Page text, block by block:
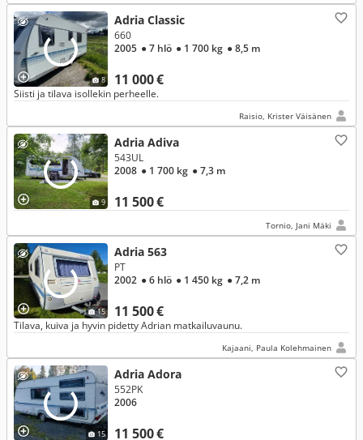
8
Adria Classic
11 000 €
660
2005 ● 7 hlö ● 1 700 kg ● 8,5 m
Siisti ja tilava isollekin perheelle.
Raisio, Krister Väisänen
9
Adria Adiva
11 500 €
543UL
2008 ● 1 700 kg ● 7,3 m
Tornio, Jani Mäki
15
Adria 563
11 500 €
PT
2002 ● 6 hlö ● 1 450 kg ● 7,2 m
Tilava, kuiva ja hyvin pidetty Adrian matkailuvaunu.
Kajaani, Paula Kolehmainen
15
Adria Adora
11 500 €
552PK
2006